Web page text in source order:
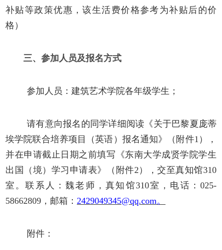
补贴等政策优惠，该生活费价格参考为补贴后的价
格）
三、 参加人员及报名方式
参加人员：建筑艺术学院各年级学生；
请有意向报名的同学详细阅读《关于巴黎夏庞蒂
埃学院联合培养项目（英语）报名通知》（附件1），
并在申请截止日期之前填写《东南大学成贤学院学生
出国（境）学习申请表》（附件2），交至真知馆310
室。联系人：魏老师，真知馆310室，电话：025-
58662809，邮箱： 2429049345@qq.com。
附件：